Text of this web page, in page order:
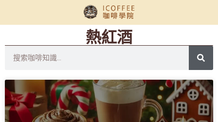
熱紅酒